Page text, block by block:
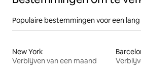
Populaire bestemmingen voor een
New York
Verblijven van een maand